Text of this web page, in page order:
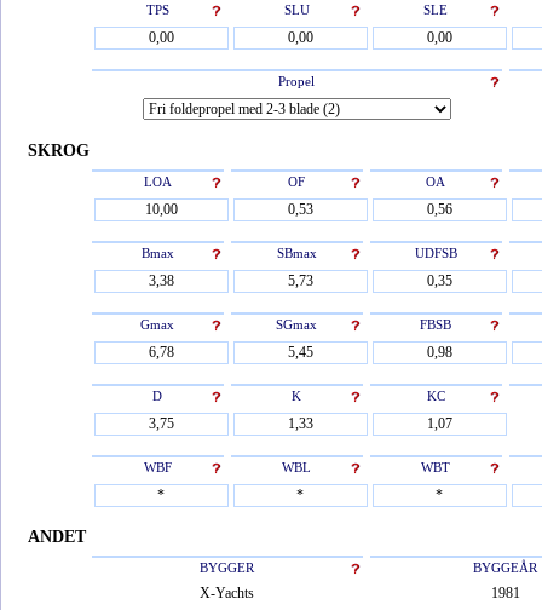
TPS SLU SLE
Propel
SKROG
LOA OF OA
Bmax SBmax UDFSB
Gmax SGmax FBSB
D K KC
WBF WBL WBT
ANDET
BYGGER BYGGEÅR
X-Yachts 1981